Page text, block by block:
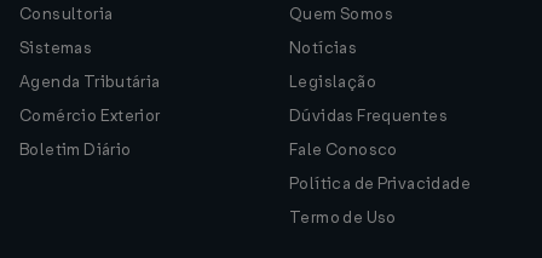
Consultoria
Sistemas
Agenda Tributária
Comércio Exterior
Boletim Diário
Quem Somos
Notícias
Legislação
Dúvidas Frequentes
Fale Conosco
Política de Privacidade
Termo de Uso